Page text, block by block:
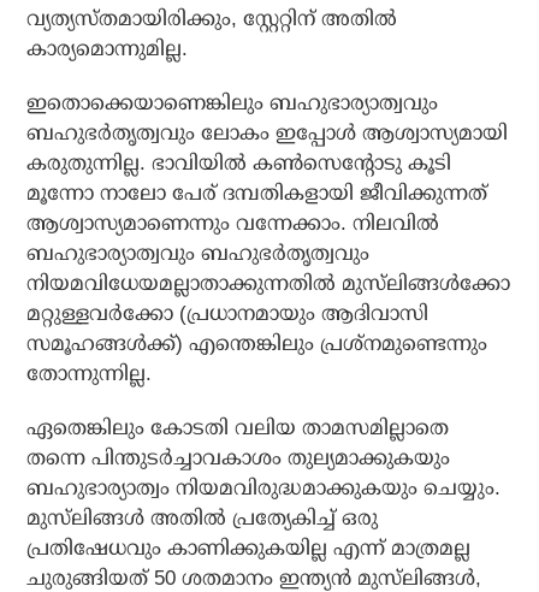
വ്യത്യസ്തമായിരിക്കും, സ്റ്റേറ്റിന് അതില്‍
കാര്യമൊന്നുമില്ല.
ഇതൊക്കെയാണെങ്കിലും ബഹുഭാര്യാത്വവും
ബഹുഭര്‍തൃത്വവും ലോകം ഇപ്പോള്‍ ആശ്വാസ്യമായി
കരുതുന്നില്ല. ഭാവിയില്‍ കണ്‍സെന്റോടു കൂടി
മൂന്നോ നാലോ പേര് ദമ്പതികളായി ജീവിക്കുന്നത്
ആശ്വാസ്യമാണെന്നും വന്നേക്കാം. നിലവില്‍
ബഹുഭാര്യാത്വവും ബഹുഭര്‍തൃത്വവും
നിയമവിധേയമല്ലാതാക്കുന്നതില്‍ മുസ്‌ലിങ്ങള്‍ക്കോ
മറ്റുള്ളവര്‍ക്കോ (പ്രധാനമായും ആദിവാസി
സമൂഹങ്ങള്‍ക്ക്) എന്തെങ്കിലും പ്രശ്‌നമുണ്ടെന്നും
തോന്നുന്നില്ല.
ഏതെങ്കിലും കോടതി വലിയ താമസമില്ലാതെ
തന്നെ പിന്തുടര്‍ച്ചാവകാശം തുല്യമാക്കുകയും
ബഹുഭാര്യാത്വം നിയമവിരുദ്ധമാക്കുകയും ചെയ്യും.
മുസ്‌ലിങ്ങള്‍ അതില്‍ പ്രത്യേകിച്ച് ഒരു
പ്രതിഷേധവും കാണിക്കുകയില്ല എന്ന് മാത്രമല്ല
ചുരുങ്ങിയത് 50 ശതമാനം ഇന്ത്യന്‍ മുസ്‌ലിങ്ങള്‍,